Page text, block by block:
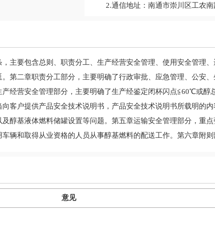
2.通信地址：南通市崇川区工农
主要包含总则、职责分工、生产经营安全管理、使用安全管理
第二章职责分工部分，主要明确了行政审批、应急管理、公安
经营安全管理部分，主要明确了生产经鉴定闭杯闪点≦60℃或
客户提供产品安全技术说明书，产品安全技术说明书所载明的
醇基液体燃料储罐设置等问题。第五章运输安全管理部分，重
辆和取得从业资格的人员从事醇基燃料的配送工作。第六章附
意见